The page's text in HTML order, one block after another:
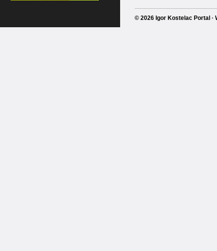
© 2026 Igor Kostelac Portal